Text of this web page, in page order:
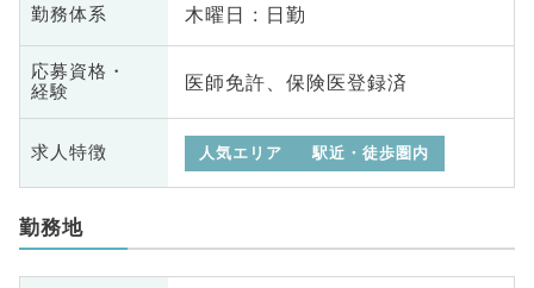
勤務体系 木曜日 : 日勤
応募資格・
経験
医師免許、保険医登録済
求人特徴 人気エリア 駅近・徒歩圏内
勤務地